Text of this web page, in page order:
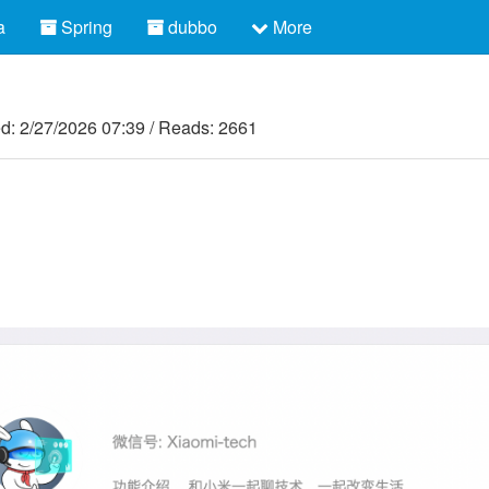
Spring dubbo More
2/27/2026 07:39 /Reads: 2661